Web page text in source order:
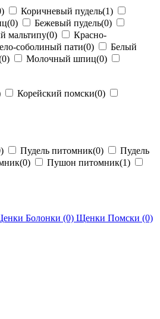
Коричневый пудель(1)
(0) Бежевый пудель(0)
мальтипу(0)
Красно-
соболиный пати(0)
Белый
Молочный шпиц(0)
Корейский помски(0)
Пудель питомник(0)
Пудель
(0) Пушон питомник(1)
Болонки (0) Щенки Помски (0)